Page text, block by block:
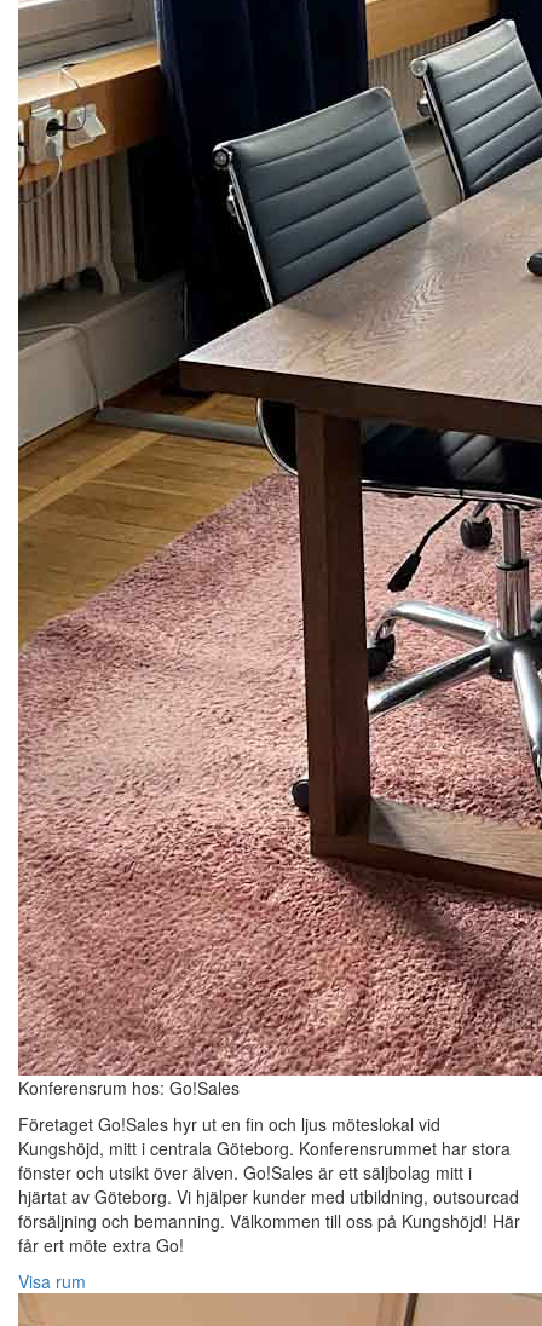
Konferensrum hos: Go!Sales
Företaget Go!Sales hyr ut en fin och ljus möteslokal vid
Kungshöjd, mitt i centrala Göteborg. Konferensrummet har stora
fönster och utsikt över älven. Go!Sales är ett säljbolag mitt i
hjärtat av Göteborg. Vi hjälper kunder med utbildning, outsourcad
försäljning och bemanning. Välkommen till oss på Kungshöjd! Här
får ert möte extra Go!
Visa rum